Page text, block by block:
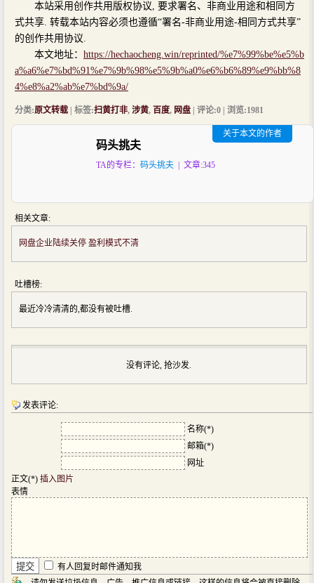
本站采用创作共用版权协议, 要求署名、非商业用途和相同方
式共享. 转载本站内容必须也遵循“署名-非商业用途-相同方式共享”
的创作共用协议.
本文地址： https://hechaocheng.win/reprinted/%e7%99%be%e5%b
a%a6%e7%bd%91%e7%9b%98%e5%9b%a0%e6%b6%89%e9%bb%8
4%e8%a2%ab%e7%bd%9a/
分类:原文转载 | 标签:扫黄打非, 涉黄, 百度, 网盘 | 评论:0 | 浏览:1981
码头挑夫
TA的专栏： 码头挑夫 | 文章:345
关于本文的作者
相关文章:
网盘企业陆续关停 盈利模式不清
吐槽榜:
最近冷冷清清的,都没有被吐槽.
没有评论, 抢沙发.
发表评论:
名称(*)
邮箱(*)
网址
正文(*) 插入图片
表情
有人回复时邮件通知我